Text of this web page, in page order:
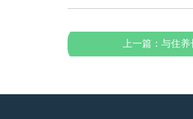
上一篇： 与住养